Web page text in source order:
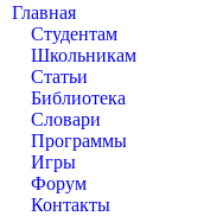
Главная
Студентам
Школьникам
Статьи
Библиотека
Словари
Программы
Игры
Форум
Контакты